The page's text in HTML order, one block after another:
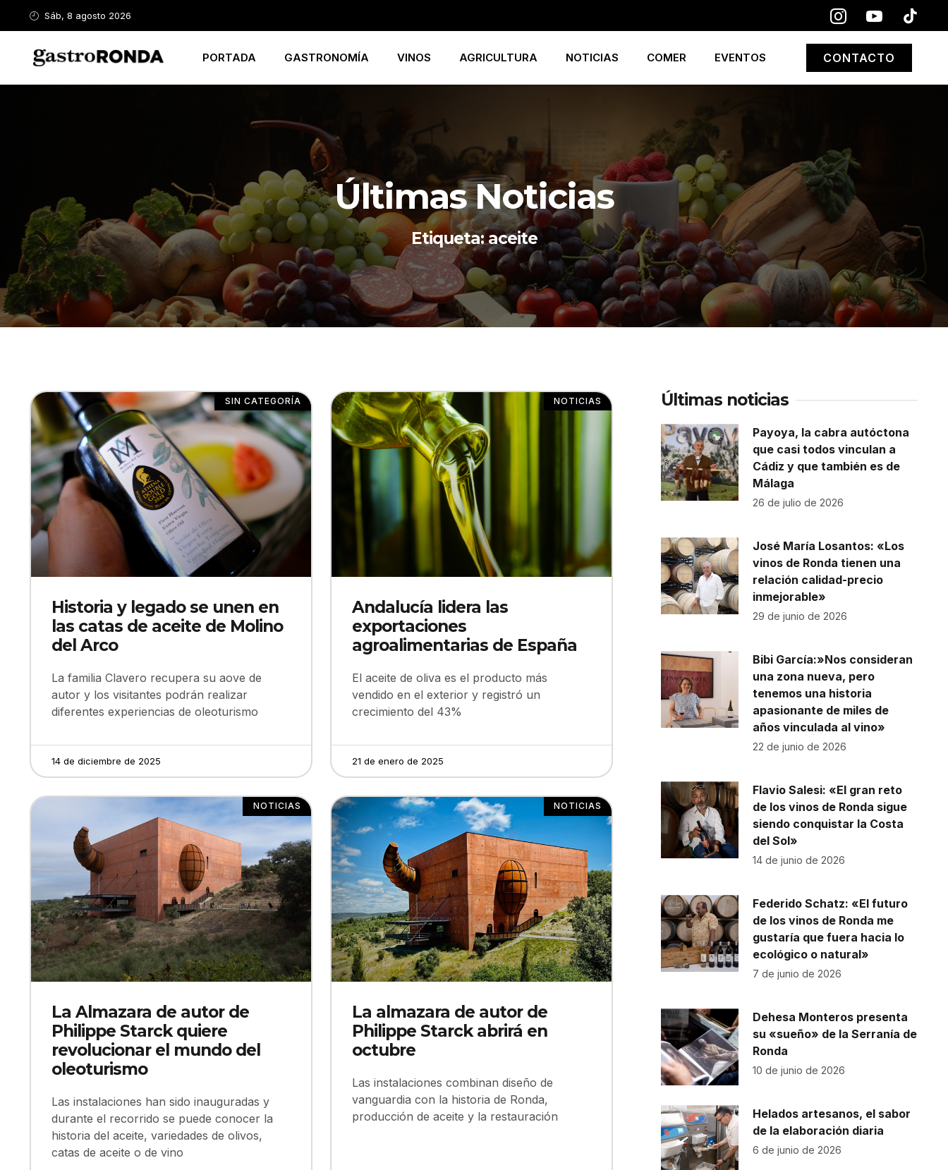
Sáb, 8 agosto 2026
PORTADA GASTRONOMÍA VINOS AGRICULTURA NOTICIAS COMER EVENTOS CONTACTO
Últimas Noticias
Etiqueta: aceite
SIN CATEGORÍA
Historia y legado se unen en
las catas de aceite de Molino
del Arco
La familia Clavero recupera su aove de
autor y los visitantes podrán realizar
diferentes experiencias de oleoturismo
14 de diciembre de 2025
NOTICIAS
Andalucía lidera las
exportaciones
agroalimentarias de España
El aceite de oliva es el producto más
vendido en el exterior y registró un
crecimiento del 43%
21 de enero de 2025
NOTICIAS
La Almazara de autor de
Philippe Starck quiere
revolucionar el mundo del
oleoturismo
Las instalaciones han sido inauguradas y
durante el recorrido se puede conocer la
historia del aceite, variedades de olivos,
catas de aceite o de vino
NOTICIAS
La almazara de autor de
Philippe Starck abrirá en
octubre
Las instalaciones combinan diseño de
vanguardia con la historia de Ronda,
producción de aceite y la restauración
Últimas noticias
Payoya, la cabra autóctona
que casi todos vinculan a
Cádiz y que también es de
Málaga
26 de julio de 2026
José María Losantos: «Los
vinos de Ronda tienen una
relación calidad-precio
inmejorable»
29 de junio de 2026
Bibi García:»Nos consideran
una zona nueva, pero
tenemos una historia
apasionante de miles de
años vinculada al vino»
22 de junio de 2026
Flavio Salesi: «El gran reto
de los vinos de Ronda sigue
siendo conquistar la Costa
del Sol»
14 de junio de 2026
Federido Schatz: «El futuro
de los vinos de Ronda me
gustaría que fuera hacia lo
ecológico o natural»
7 de junio de 2026
Dehesa Monteros presenta
su «sueño» de la Serranía de
Ronda
10 de junio de 2026
Helados artesanos, el sabor
de la elaboración diaria
6 de junio de 2026